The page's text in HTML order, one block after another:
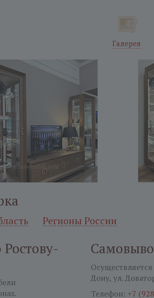
Галерея
Регионы России
Дону, ул.
Телефон: +7